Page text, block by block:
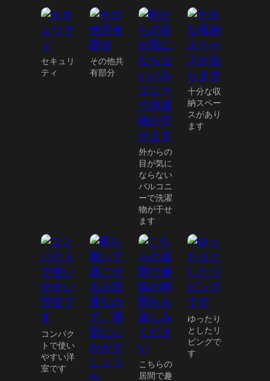
セキュリ
ティ
その他共
有部分
外からの
目が気に
ならない
バルコニ
ーで洗濯
物が干せ
ます
十分な収
納スペー
スがあり
ます
コンパク
トで使い
やすい洋
室です
こちらの
居間で趣
ゆったり
としたリ
ビングで
す